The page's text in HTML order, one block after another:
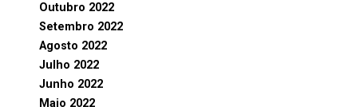
Outubro 2022
Setembro 2022
Agosto 2022
Julho 2022
Junho 2022
Maio 2022